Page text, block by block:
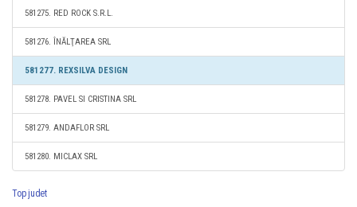
581275. RED ROCK S.R.L.
581276. ÎNĂLŢAREA SRL
581277. REXSILVA DESIGN
581278. PAVEL SI CRISTINA SRL
581279. ANDAFLOR SRL
581280. MICLAX SRL
Top judet